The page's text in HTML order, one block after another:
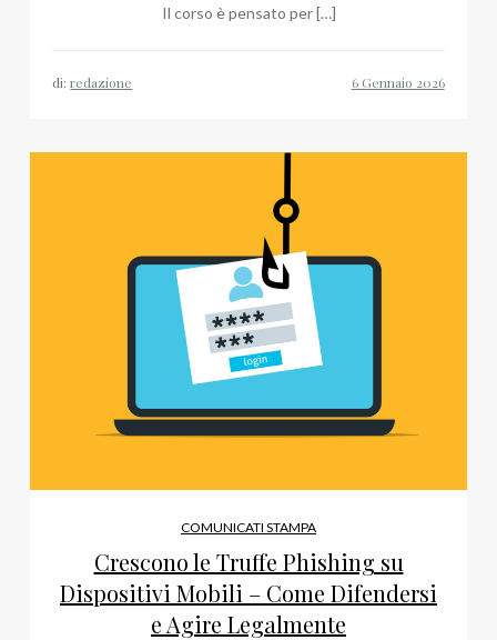
Il corso è pensato per […]
di:redazione
COMUNICATI STAMPA
Crescono le Truffe Phishing su
Dispositivi Mobili – Come Difendersi
e Agire Legalmente